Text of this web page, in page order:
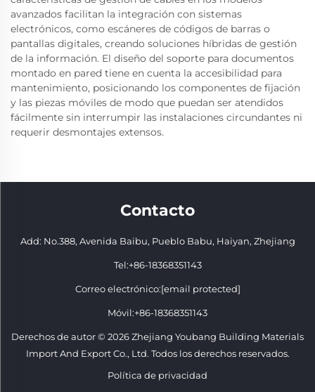
avanzados facilitan la integración con sistemas
electrónicos, como escáneres de códigos de barras o
pantallas digitales, creando soluciones híbridas de gestión
de la información. El diseño del soporte para documentos
montado en pared tiene en cuenta la accesibilidad para
mantenimiento, posicionando los componentes de fijación
y las piezas móviles de modo que puedan ser atendidos
fácilmente sin interrumpir las instalaciones circundantes ni
requerir desmontajes extensos.
Contacto
Add: No.388, Avenida Baibu, Pueblo Babu, Haiyan, Zhejiang
Tel:+86-18368351143
Correo electrónico:[email protected]
Móvil:+86-18368351143
Derechos de autor © 2026 Zhejiang Youbang Building Materials
Import And Export Co., Ltd. Todos los derechos reservados.
Política de privacidad